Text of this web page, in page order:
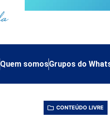
Quem somosGrupos do
CONTEÚDO LIVRE